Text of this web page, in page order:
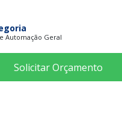
Automação Geral
Solicitar Orçamento